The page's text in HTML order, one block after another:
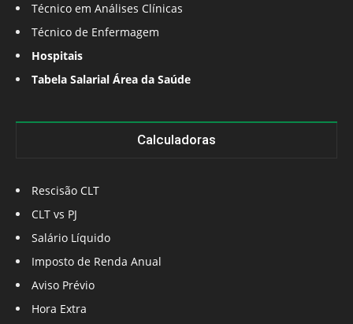
Técnico em Análises Clínicas
Técnico de Enfermagem
Hospitais
Tabela Salarial Área da Saúde
Calculadoras
Rescisão CLT
CLT vs PJ
Salário Líquido
Imposto de Renda Anual
Aviso Prévio
Hora Extra